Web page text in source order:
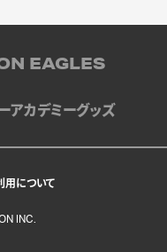
EAGLES
アカデミーグッズ
用について
INC.